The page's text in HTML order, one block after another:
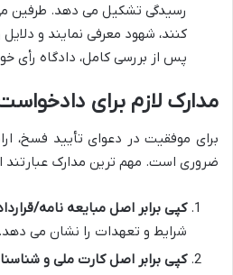
رسیدگی تشکیل می دهد. طرفین می
کنند، شهود معرفی نمایند و
پس از بررسی کامل، دادگاه رأی
مدارک لازم برای
برای موفقیت در دعوای تأیید فسخ،
ضروری است. مهم ترین مدارک عبارتند
کپی برابر اصل مبایعه نامه/
شرایط و تعهدات را نشان می دهد.
کپی برابر اصل کارت ملی و